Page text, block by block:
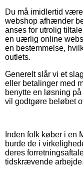
Du må imidlertid
webshop afhænder
anses for utrolig
en uærlig online
en bestemmelse,
outlets.
Generelt slår vi et
eller betalinger med
benytte en løsning
vil godtgøre beløbet
Inden folk køber i en
burde de i
deres
tidskrævende arbejde.